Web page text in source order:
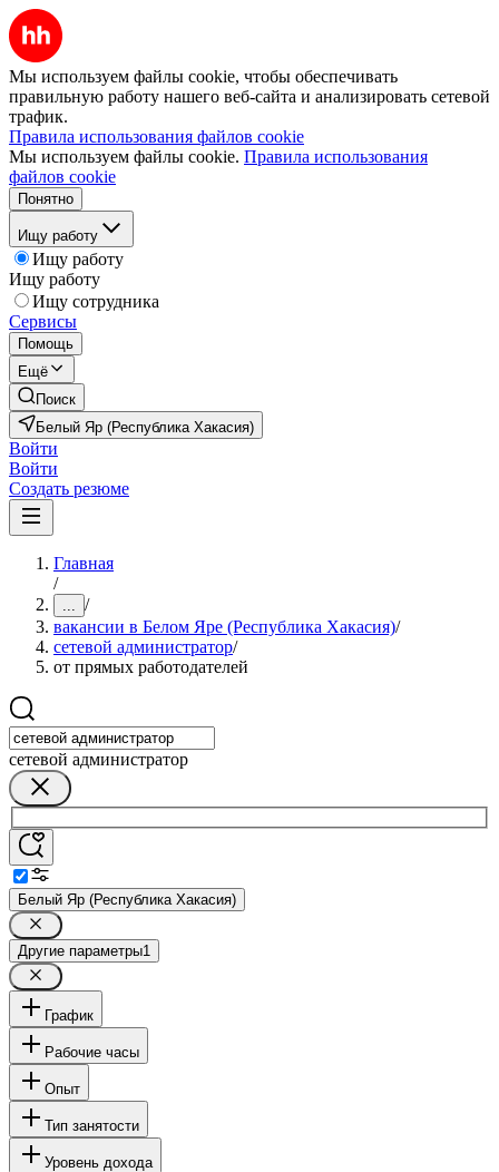
Мы используем файлы cookie, чтобы обеспечивать
правильную работу нашего веб-сайта и анализировать сетевой
трафик.
Правила использования файлов cookie
Мы используем файлы cookie. Правила использования
файлов cookie
Понятно
Ищу работу
Ищу работу
Ищу работу
Ищу сотрудника
Сервисы
Помощь
Ещё
Поиск
Белый Яр (Республика Хакасия)
Войти
Войти
Создать резюме
Главная
/
... /
вакансии в Белом Яре (Республика Хакасия)/
сетевой администратор/
от прямых работодателей
сетевой администратор
Белый Яр (Республика Хакасия)
Другие параметры1
График
Рабочие часы
Опыт
Тип занятости
Уровень дохода